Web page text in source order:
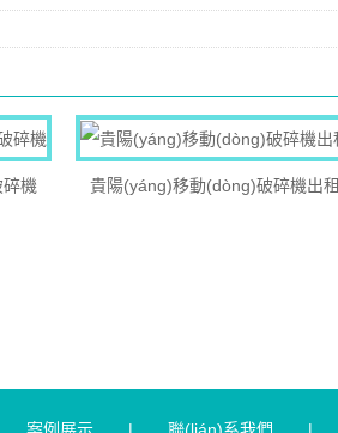
機 貴陽(yáng)移動(dòng)破碎機出租
案例展示 | 聯(lián)系我們 |